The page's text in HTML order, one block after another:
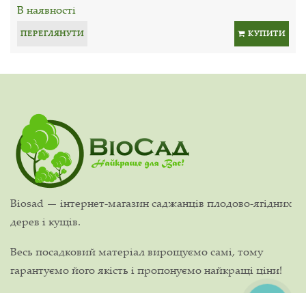
В наявності
ПЕРЕГЛЯНУТИ КУПИТИ
Biosad — інтернет-магазин саджанців плодово-ягідних
дерев і кущів.
Весь посадковий матеріал вирощуємо самі, тому
гарантуємо його якість і пропонуємо найкращі ціни!